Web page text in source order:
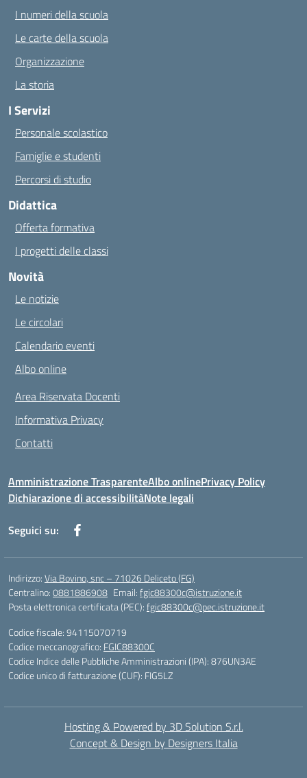
I numeri della scuola
Le carte della scuola
Organizzazione
La storia
I Servizi
Personale scolastico
Famiglie e studenti
Percorsi di studio
Didattica
Offerta formativa
I progetti delle classi
Novità
Le notizie
Le circolari
Calendario eventi
Albo online
Area Riservata Docenti
Informativa Privacy
Contatti
Amministrazione TrasparenteAlbo onlinePrivacy Policy
Dichiarazione di accessibilitàNote legali
Seguici su:
Indirizzo:Via Bovino, snc – 71026 Deliceto (FG)
Centralino:0881886908 Email:fgic88300c@istruzione.it
Posta elettronica certificata (PEC):fgic88300c@pec.istruzione.it
Codice fiscale: 94115070719
Codice meccanografico: FGIC88300C
Codice Indice delle Pubbliche Amministrazioni (IPA): 876UN3AE
Codice unico di fatturazione (CUF): FIG5LZ
Hosting & Powered by 3D Solution S.r.l.
Concept & Design by Designers Italia